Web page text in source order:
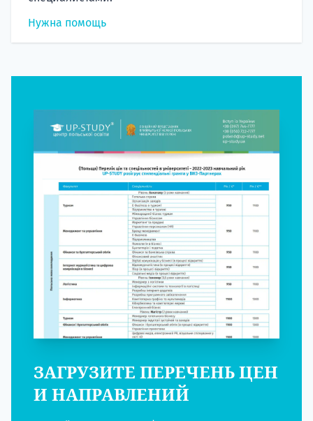
Нужна помощь
ЗАГРУЗИТЕ ПЕРЕЧЕНЬ ЦЕН
И НАПРАВЛЕНИЙ